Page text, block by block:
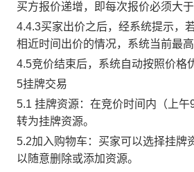
买方报价递增，即每次报价必须大
4.4.3买家出价之后，经系统提示，
相近时间出价的情况，系统当前最
4.5竞价结束后，系统自动按照价格
5挂牌交易
5.1 挂牌资源：在竞价时间内（上
转为挂牌资源。
5.2加入购物车：买家可以选择挂牌
以随意删除或添加资源。